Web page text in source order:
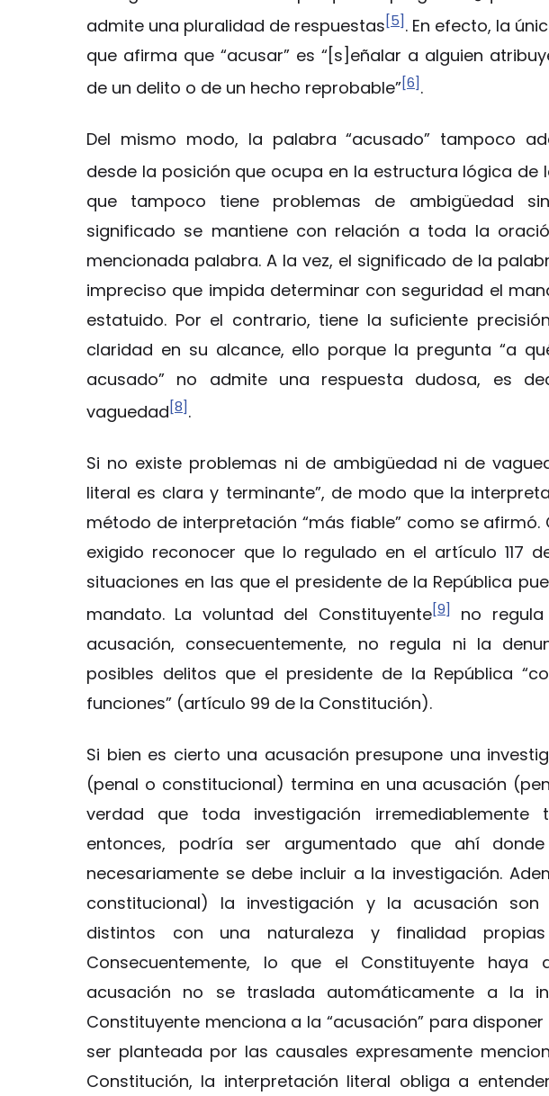
admite una pluralidad de respuestas[5]. En efecto, la
que afirma que “acusar” es “[s]eñalar a alguien
de un delito o de un hecho reprobable”[6].
Del mismo modo, la palabra “acusado” tampoco
desde la posición que ocupa en la estructura lógica de
que tampoco tiene problemas de ambigüedad
significado se mantiene con relación a toda la
mencionada palabra. A la vez, el significado de la
impreciso que impida determinar con seguridad el
estatuido. Por el contrario, tiene la suficiente
claridad en su alcance, ello porque la pregunta “a
acusado” no admite una respuesta dudosa, es
vaguedad[8].
Si no existe problemas ni de ambigüedad ni de
literal es clara y terminante”, de modo que la
método de interpretación “más fiable” como se
exigido reconocer que lo regulado en el artículo 117
situaciones en las que el presidente de la República
mandato. La voluntad del Constituyente[9]
no
acusación, consecuentemente, no regula ni la
posibles delitos que el presidente de la República
funciones” (artículo 99 de la Constitución).
Si bien es cierto una acusación presupone una
(penal o constitucional) termina en una acusación
verdad que toda investigación irremediablemente
entonces, podría ser argumentado que ahí
necesariamente se debe incluir a la investigación.
constitucional) la investigación y la acusación son
distintos con una naturaleza y finalidad
Consecuentemente, lo que el Constituyente
acusación no se traslada automáticamente a la
Constituyente menciona a la “acusación” para
ser planteada por las causales expresamente
Constitución, la interpretación literal obliga a